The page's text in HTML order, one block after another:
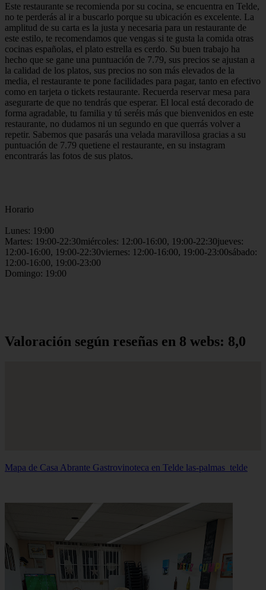
Este restaurante se recomienda por su cocina, se encuentra en Telde,
no te perderás al ir a buscarlo porque su ubicación es excelente. La
amplitud de su carta es la justa y necesaria para un restaurante de
este estilo, te recomendamos que vengas si te gusta la comida otras
cocinas españolas, el plato estrella es cerdo. Su buen trabajo ha
hecho que se gane una puntuación de 7.79, sus precios se ajustan a
la calidad de los platos, sus precios no son más elevados de la
media, el restaurante te pone facilidades para pagar, tanto en efectivo
como en tarjeta o tickets restaurante. Recuerda reservar mesa para
asegurarte de que no tendrás que esperar. El local está decorado de
forma agradable, tu familia y tú seréis más que bienvenidos en este
restaurante, no dudamos ni un segundo en que querrás volver a
repetir. Sabemos que pasarás una velada maravillosa gracias a su
puntuación de 7.79 quetiene el restaurante, en su instagram
encontrarás las fotos de sus platos.
Horario
Lunes: 19:00
Martes: 19:00-22:30miércoles: 12:00-16:00, 19:00-22:30jueves:
12:00-16:00, 19:00-22:30viernes: 12:00-16:00, 19:00-23:00sábado:
12:00-16:00, 19:00-23:00
Domingo: 19:00
Valoración según reseñas en 8 webs: 8,0
Mapa de Casa Abrante Gastrovinoteca en Telde las-palmas_telde